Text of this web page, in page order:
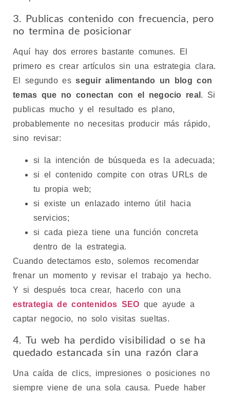
3. Publicas contenido con frecuencia, pero
no termina de posicionar
Aquí hay dos errores bastante comunes. El
primero es crear artículos sin una estrategia clara.
El segundo esseguir alimentando un blog con
temas que no conectan con el negocio real . Si
publicas mucho y el resultado es plano,
probablemente no necesitas producir más rápido,
sino revisar:
si la intención de búsqueda es la adecuada;
si el contenido compite con otras URLs de
tu propia web;
si existe un enlazado interno útil hacia
servicios;
si cada pieza tiene una función concreta
dentro de la estrategia.
Cuando detectamos esto, solemos recomendar
frenar un momento y revisar el trabajo ya hecho.
Y si después toca crear, hacerlo con una
estrategia de contenidos SEO que ayude a
captar negocio, no solo visitas sueltas.
4. Tu web ha perdido visibilidad o se ha
quedado estancada sin una razón clara
Una caída de clics, impresiones o posiciones no
siempre viene de una sola causa. Puede haber